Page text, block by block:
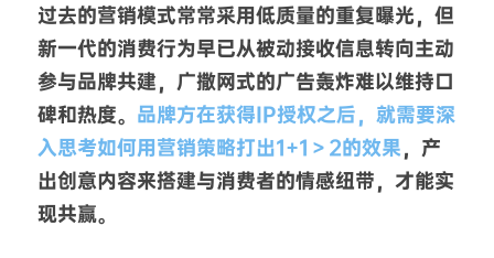
过去的营销模式常常采用低质量的重复曝光，但
新一代的消费行为早已从被动接收信息转向主动
参与品牌共建，广撒网式的广告轰炸难以维持口
碑和热度。 品牌方在获得IP授权之后，就需要深
入思考如何用营销策略打出1+1＞2的效果，产
出创意内容来搭建与消费者的情感纽带，才能实
现共赢。